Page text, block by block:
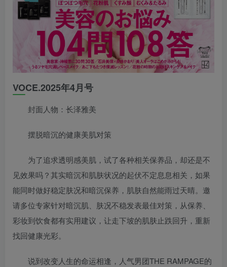
VOCE.2025年4月号
封面人物：长泽雅美
摆脱暗沉的健康美肌对策
为了追求透明感美肌，试了各种相关保养品，却还是不
见效果吗？其实暗沉和肌肤状况的起伏不定息息相关，如果
能同时做好稳定肤况和暗沉保养，肌肤自然能雨过天晴。邀
请多位专家针对暗沉肌、肤况不稳发表最佳对策，从保养、
彩妆到饮食都有实用建议，让走下坡的肌肤止跌回升，重新
找回健康光彩。
说到改变人生的命运相逢，人气男团THE RAMPAGE的